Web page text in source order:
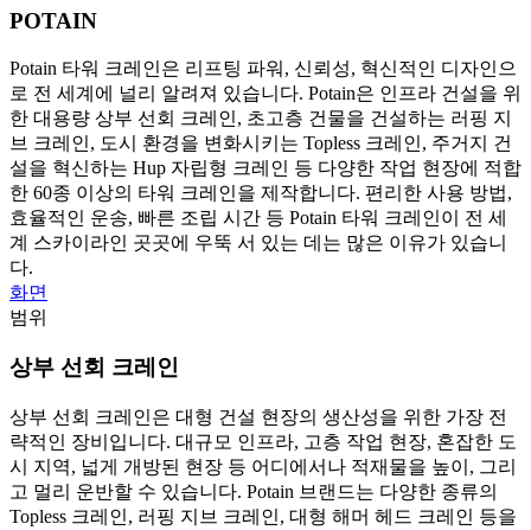
POTAIN
Potain 타워 크레인은 리프팅 파워, 신뢰성, 혁신적인 디자인으
로 전 세계에 널리 알려져 있습니다. Potain은 인프라 건설을 위
한 대용량 상부 선회 크레인, 초고층 건물을 건설하는 러핑 지
브 크레인, 도시 환경을 변화시키는 Topless 크레인, 주거지 건
설을 혁신하는 Hup 자립형 크레인 등 다양한 작업 현장에 적합
한 60종 이상의 타워 크레인을 제작합니다. 편리한 사용 방법,
효율적인 운송, 빠른 조립 시간 등 Potain 타워 크레인이 전 세
계 스카이라인 곳곳에 우뚝 서 있는 데는 많은 이유가 있습니
다.
화면
범위
상부 선회 크레인
상부 선회 크레인은 대형 건설 현장의 생산성을 위한 가장 전
략적인 장비입니다. 대규모 인프라, 고층 작업 현장, 혼잡한 도
시 지역, 넓게 개방된 현장 등 어디에서나 적재물을 높이, 그리
고 멀리 운반할 수 있습니다. Potain 브랜드는 다양한 종류의
Topless 크레인, 러핑 지브 크레인, 대형 해머 헤드 크레인 등을